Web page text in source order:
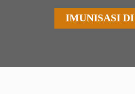
IMUNISASI